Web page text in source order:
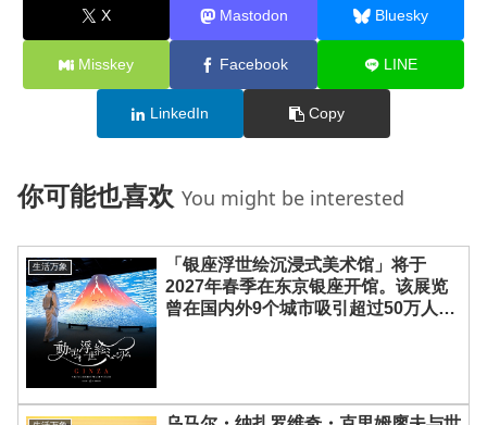
X Mastodon Bluesky
Misskey Facebook LINE
LinkedIn Copy
你可能也喜欢 You might be interested
生活万象
「银座浮世绘沉浸式美术馆」将于
2027年春季在东京银座开馆。该展览
曾在国内外9个城市吸引超过50万人参